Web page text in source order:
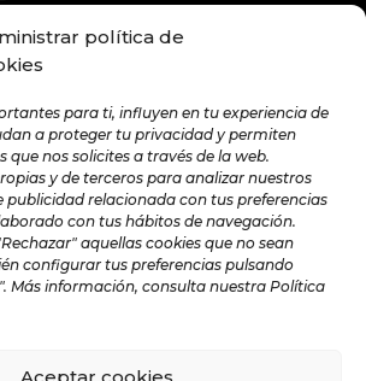
política de
para ti, influyen en tu experiencia de
a proteger tu privacidad y permiten
que nos solicites a través de la web.
y de terceros para analizar nuestros
publicidad relacionada con tus preferencias
con tus hábitos de navegación.
aquellas cookies que no sean
configurar tus preferencias pulsando
Más información, consulta nuestra Política
Aceptar cookies
NOSOTROS
A LA NEWSLETTER
MENSUAL
Global Intelligence. |